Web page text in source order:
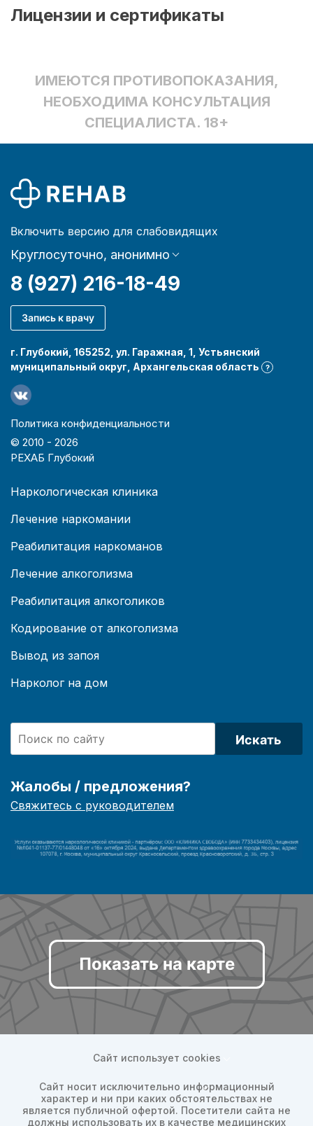
Лицензии и сертификаты
ИМЕЮТСЯ ПРОТИВОПОКАЗАНИЯ,
НЕОБХОДИМА КОНСУЛЬТАЦИЯ
СПЕЦИАЛИСТА. 18+
Включить версию для слабовидящих
Круглосуточно, анонимно
8 (927) 216-18-49
Запись к врачу
г. Глубокий, 165252, ул. Гаражная, 1, Устьянский
муниципальный округ, Архангельская область
?
Политика конфиденциальности
© 2010 - 2026
РЕХАБ Глубокий
Наркологическая клиника
Лечение наркомании
Реабилитация наркоманов
Лечение алкоголизма
Реабилитация алкоголиков
Кодирование от алкоголизма
Вывод из запоя
Нарколог на дом
Искать
Жалобы / предложения?
Свяжитесь с руководителем
Показать на карте
Сайт использует cookies
Сайт носит исключительно информационный
характер и ни при каких обстоятельствах не
является публичной офертой. Посетители сайта не
должны использовать их в качестве медицинских